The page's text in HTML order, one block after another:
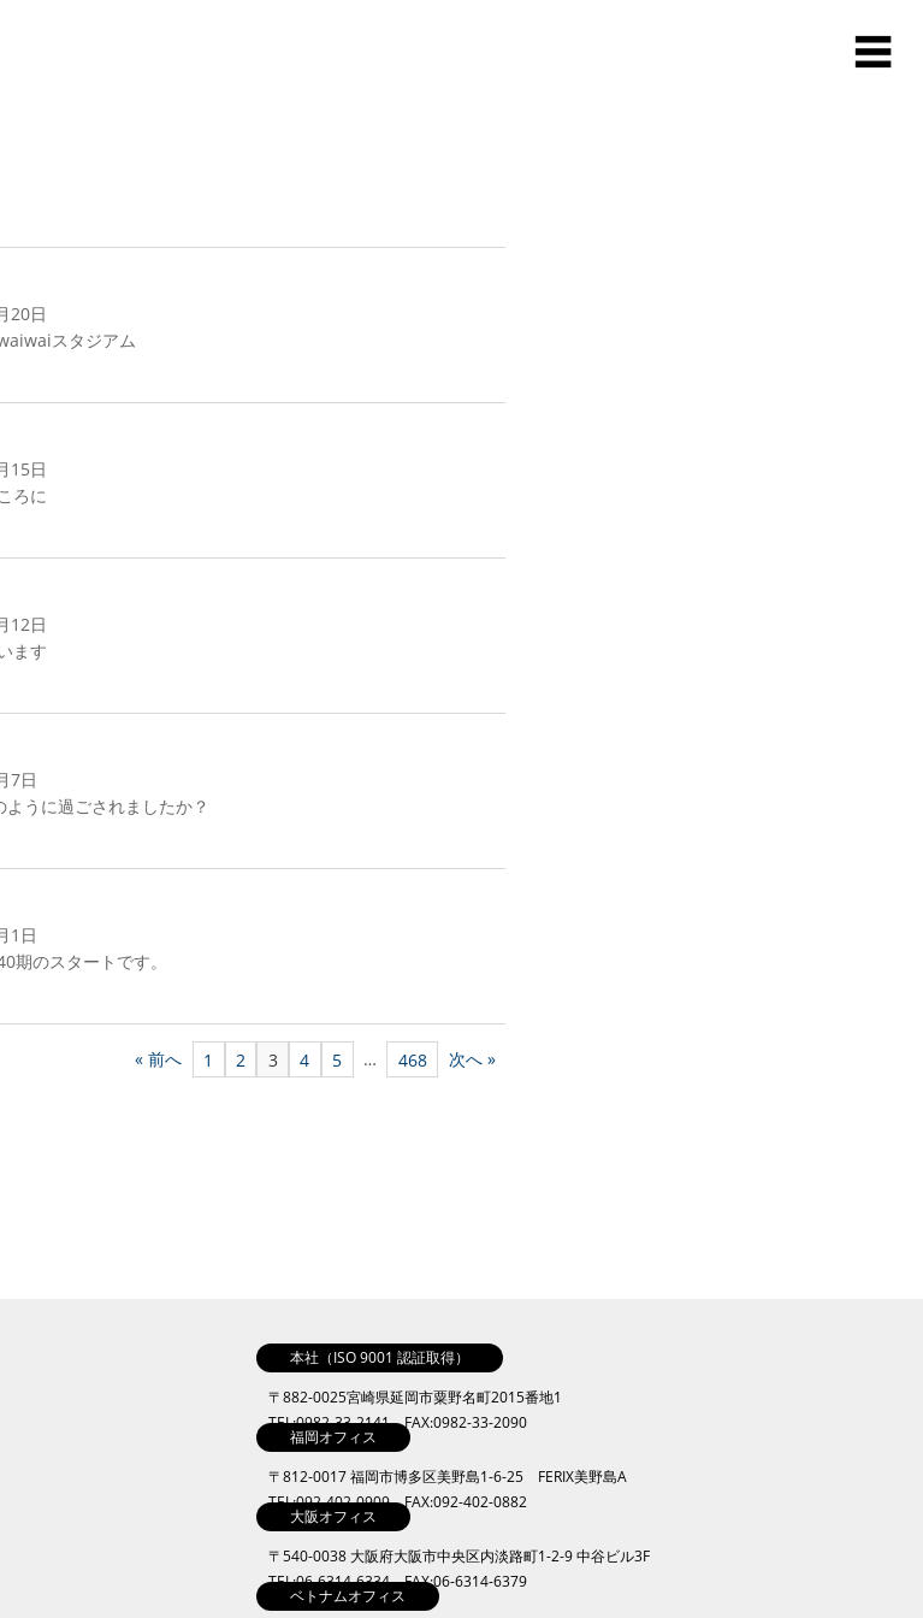
20日
スタジアム
15日
ろに
12日
ます
7日
ように過ごされましたか？
1日
期のスタートです。
« 前へ 1 2 3 4 5 … 468 次へ »
本社（ISO 9001 認証取得）
〒882-0025宮崎県延岡市粟野名町2015番地1
TEL:0982-33-2141 FAX:0982-33-2090
福岡オフィス
〒812-0017 福岡市博多区美野島1-6-25 FERIX美野島A
TEL:092-402-0909 FAX:092-402-0882
大阪オフィス
〒540-0038 大阪府大阪市中央区内淡路町1-2-9 中谷ビル3F
TEL:06-6314-6334 FAX:06-6314-6379
ベトナムオフィス